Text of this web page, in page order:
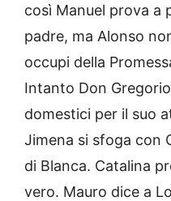
così Manuel prova a
padre, ma Alonso
occupi della
Intanto Don
domestici per il suo
Jimena si sfoga con
di Blanca. Catalina
vero. Mauro dice a